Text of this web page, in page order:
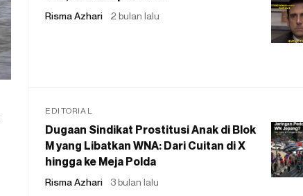
Risma Azhari 2 bulan lalu
EDITORIAL
Dugaan Sindikat Prostitusi Anak di Blok
M yang Libatkan WNA: Dari Cuitan di X
hingga ke Meja Polda
Risma Azhari 3 bulan lalu